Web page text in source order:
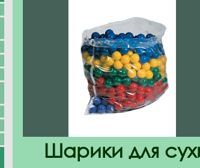
Шарики для